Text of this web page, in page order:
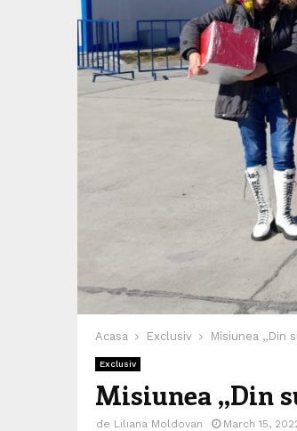
Acasa Exclusiv Misiunea ,,Din
Exclusiv
Misiunea ,,Din
de Liliana Moldovan March 15,